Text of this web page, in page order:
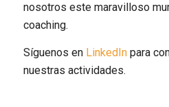
nosotros este maravilloso
coaching.
Síguenos en LinkedInpara
nuestras actividades.